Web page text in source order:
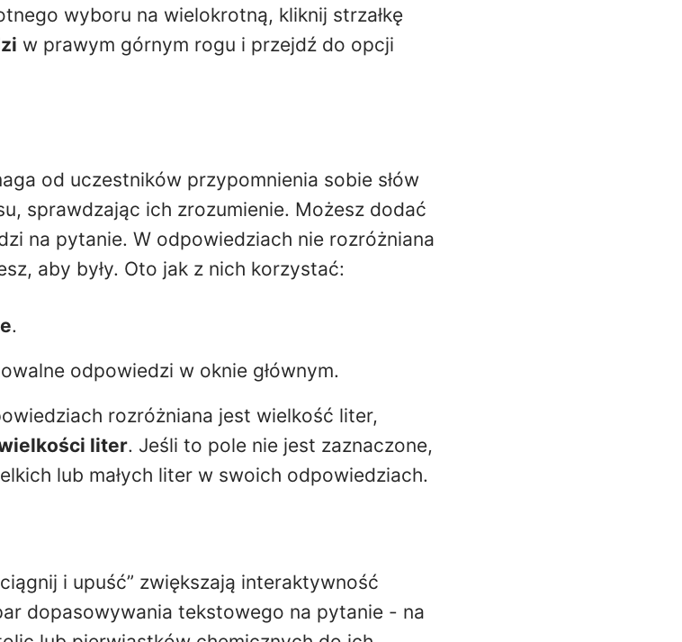
wyboru na wielokrotną, kliknij strzałkę
w prawym górnym rogu i przejdź do opcji
od uczestników przypomnienia sobie słów
sprawdzając ich zrozumienie. Możesz dodać
na pytanie. W odpowiedziach nie rozróżniana
aby były. Oto jak z nich korzystać:
.
odpowiedzi w oknie głównym.
rozróżniana jest wielkość liter,
liter. Jeśli to pole nie jest zaznaczone,
lub małych liter w swoich odpowiedziach.
i upuść” zwiększają interaktywność
dopasowywania tekstowego na pytanie - na